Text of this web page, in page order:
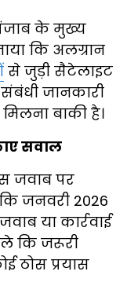
के मुख्य
कि अलग्रान
से जुड़ी सैटेलाइट
जानकारी
बाकी है।
सवाल
जवाब पर
जनवरी 2026
या कार्रवाई
कि जरूरी
ठोस प्रयास